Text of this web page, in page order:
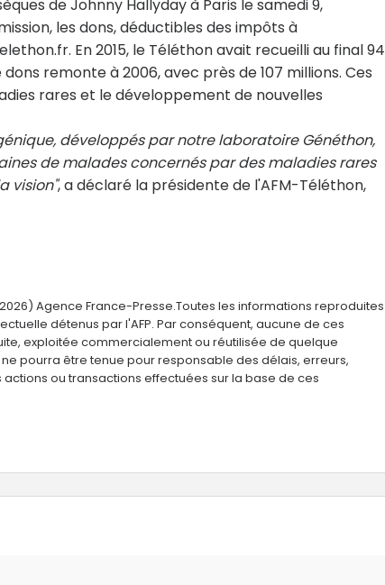
de Johnny Hallydayà Paris le samedi 9,
les dons, déductibles des impôts à
. En 2015, le Téléthon avait recueilli au final 94
dons remonte à 2006, avec près de 107 millions. Ces
rares et ledéveloppement de nouvelles
développés parnotre laboratoire Généthon,
de malades concernés par des maladies rares
vision", a déclaré la présidente de l'AFM-Téléthon,
Agence France-Presse.Toutes les informations reproduites
détenus par l'AFP. Par conséquent, aucune de ces
exploitée commercialement ou réutilisée de quelque
pourra être tenue pour responsable des délais, erreurs,
ou transactions effectuées sur la base de ces